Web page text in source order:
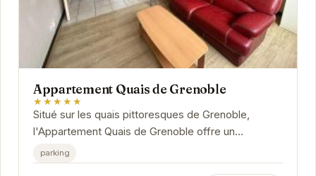
Appartement Quais de Grenoble
★★★★★
Situé sur les quais pittoresques de Grenoble,
l'Appartement Quais de Grenoble offre un
hébergement élégant et confortable. Avec une
vue...
parking